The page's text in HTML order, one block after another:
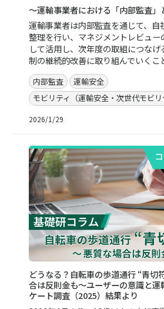
～運輸事業者における「内部監査」
運輸事業者は内部監査を通じて、自
整理を行い、マネジメントレビュー
して活用し、次年度の取組につな
制の継続的改善に取り組んでいくこ
内部監査
運輸安全
モビリティ（運輸安全・次世代モビリ
2026/1/29
どうなる？自転車の歩道通行 “青切
合は反則金も～ユーザーの意識と運
ケート調査（2025）結果より